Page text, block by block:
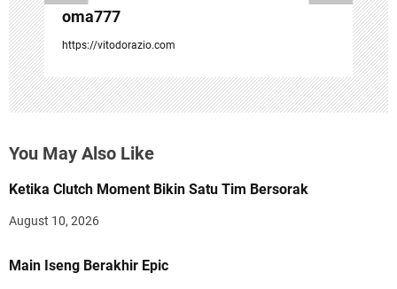
oma777
https://vitodorazio.com
You May Also Like
Ketika Clutch Moment Bikin Satu Tim Bersorak
August 10, 2026
Main Iseng Berakhir Epic